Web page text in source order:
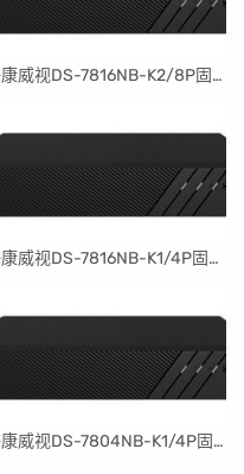
​海康威视DS-7816NB-K2/8P固件升级包V4.30.097build240401
​海康威视DS-7816NB-K1/4P固件升级包V4.30.097build240401
​海康威视DS-7804NB-K1/4P固件升级包V4.30.097build240401